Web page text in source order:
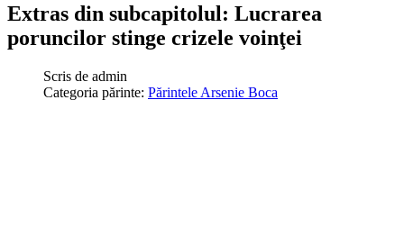
Extras din subcapitolul: Lucrarea
poruncilor stinge crizele voinţei
Scris de admin
Categoria părinte: Părintele Arsenie Boca